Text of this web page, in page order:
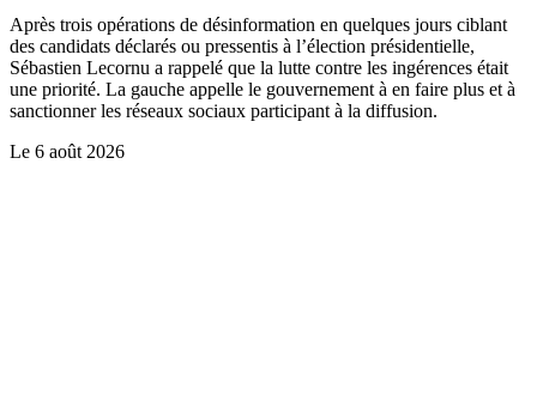
Après trois opérations de désinformation en quelques jours ciblant
des candidats déclarés ou pressentis à l’élection présidentielle,
Sébastien Lecornu a rappelé que la lutte contre les ingérences était
une priorité. La gauche appelle le gouvernement à en faire plus et à
sanctionner les réseaux sociaux participant à la diffusion.
Le 6 août 2026